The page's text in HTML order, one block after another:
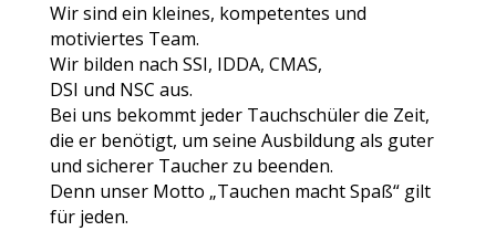
Wir sind ein kleines, kompetentes und
motiviertes Team.
Wir bilden nach SSI, IDDA, CMAS,
DSI und NSC aus.
Bei uns bekommt jeder Tauchschüler die Zeit,
die er benötigt, um seine Ausbildung als guter
und sicherer Taucher zu beenden.
Denn unser Motto „Tauchen macht Spaß“ gilt
für jeden.